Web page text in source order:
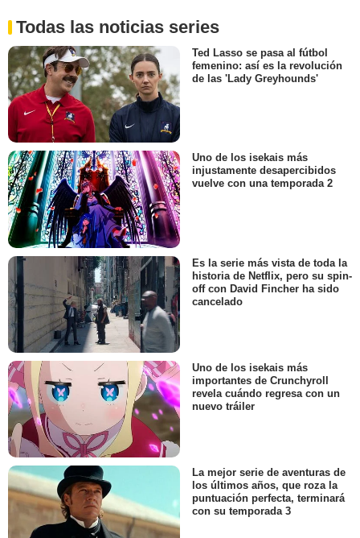
Todas las noticias series
Ted Lasso se pasa al fútbol
femenino: así es la revolución
de las 'Lady Greyhounds'
Uno de los isekais más
injustamente desapercibidos
vuelve con una temporada 2
Es la serie más vista de toda la
historia de Netflix, pero su spin-
off con David Fincher ha sido
cancelado
Uno de los isekais más
importantes de Crunchyroll
revela cuándo regresa con un
nuevo tráiler
La mejor serie de aventuras de
los últimos años, que roza la
puntuación perfecta, terminará
con su temporada 3